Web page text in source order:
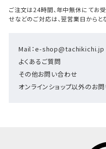
Mail：e-shop@tachikichi.jp
よくあるご質問
その他お問い合わせ
オンラインショップ以外のお
ご注文は24時間、年中無休にてお受
せなどのご対応は、翌営業日からと